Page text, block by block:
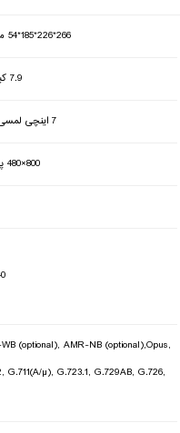
266*226*185*54 میلیمتر
7.9 کیلوگرم
7 اینچی لمسی LCD
800×480 پیکسل
(optional), AMR-NB (optional),Opus,
G.711(A/µ), G.723.1, G.729AB, G.726,